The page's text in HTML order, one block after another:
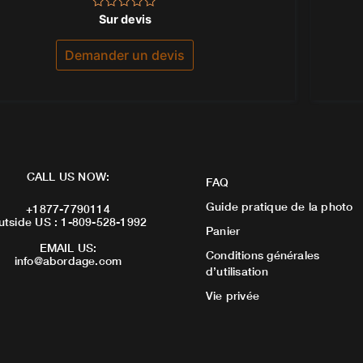
Note
sur
Sur devis
Demander un devis
CALL US NOW:
+1877-7790114
US : 1-809-528-1992
EMAIL US:
info@abordage.com
FAQ
Guide pratique de la photo
Panier
Conditions générales
d’utilisation
Vie privée